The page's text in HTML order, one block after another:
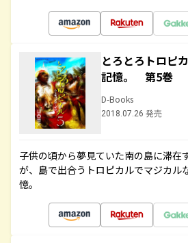
とろとろトロピ
記憶。 第5巻
D-Books
2018.07.26 発売
子供の頃から夢見ていた南の島に滞在
が、島で出合うトロピカルでマジカル
憶。